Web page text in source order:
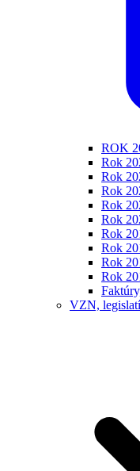
ROK
Rok
Rok
Rok
Rok
Rok
Rok
Rok
Rok
Rok
VZN,